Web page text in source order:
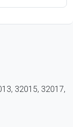
32015, 32017,